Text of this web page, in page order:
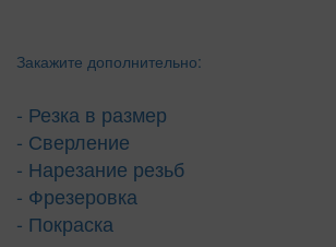
Закажите дополнительно:
- Резка в размер
- Сверление
- Нарезание резьб
- Фрезеровка
- Покраска